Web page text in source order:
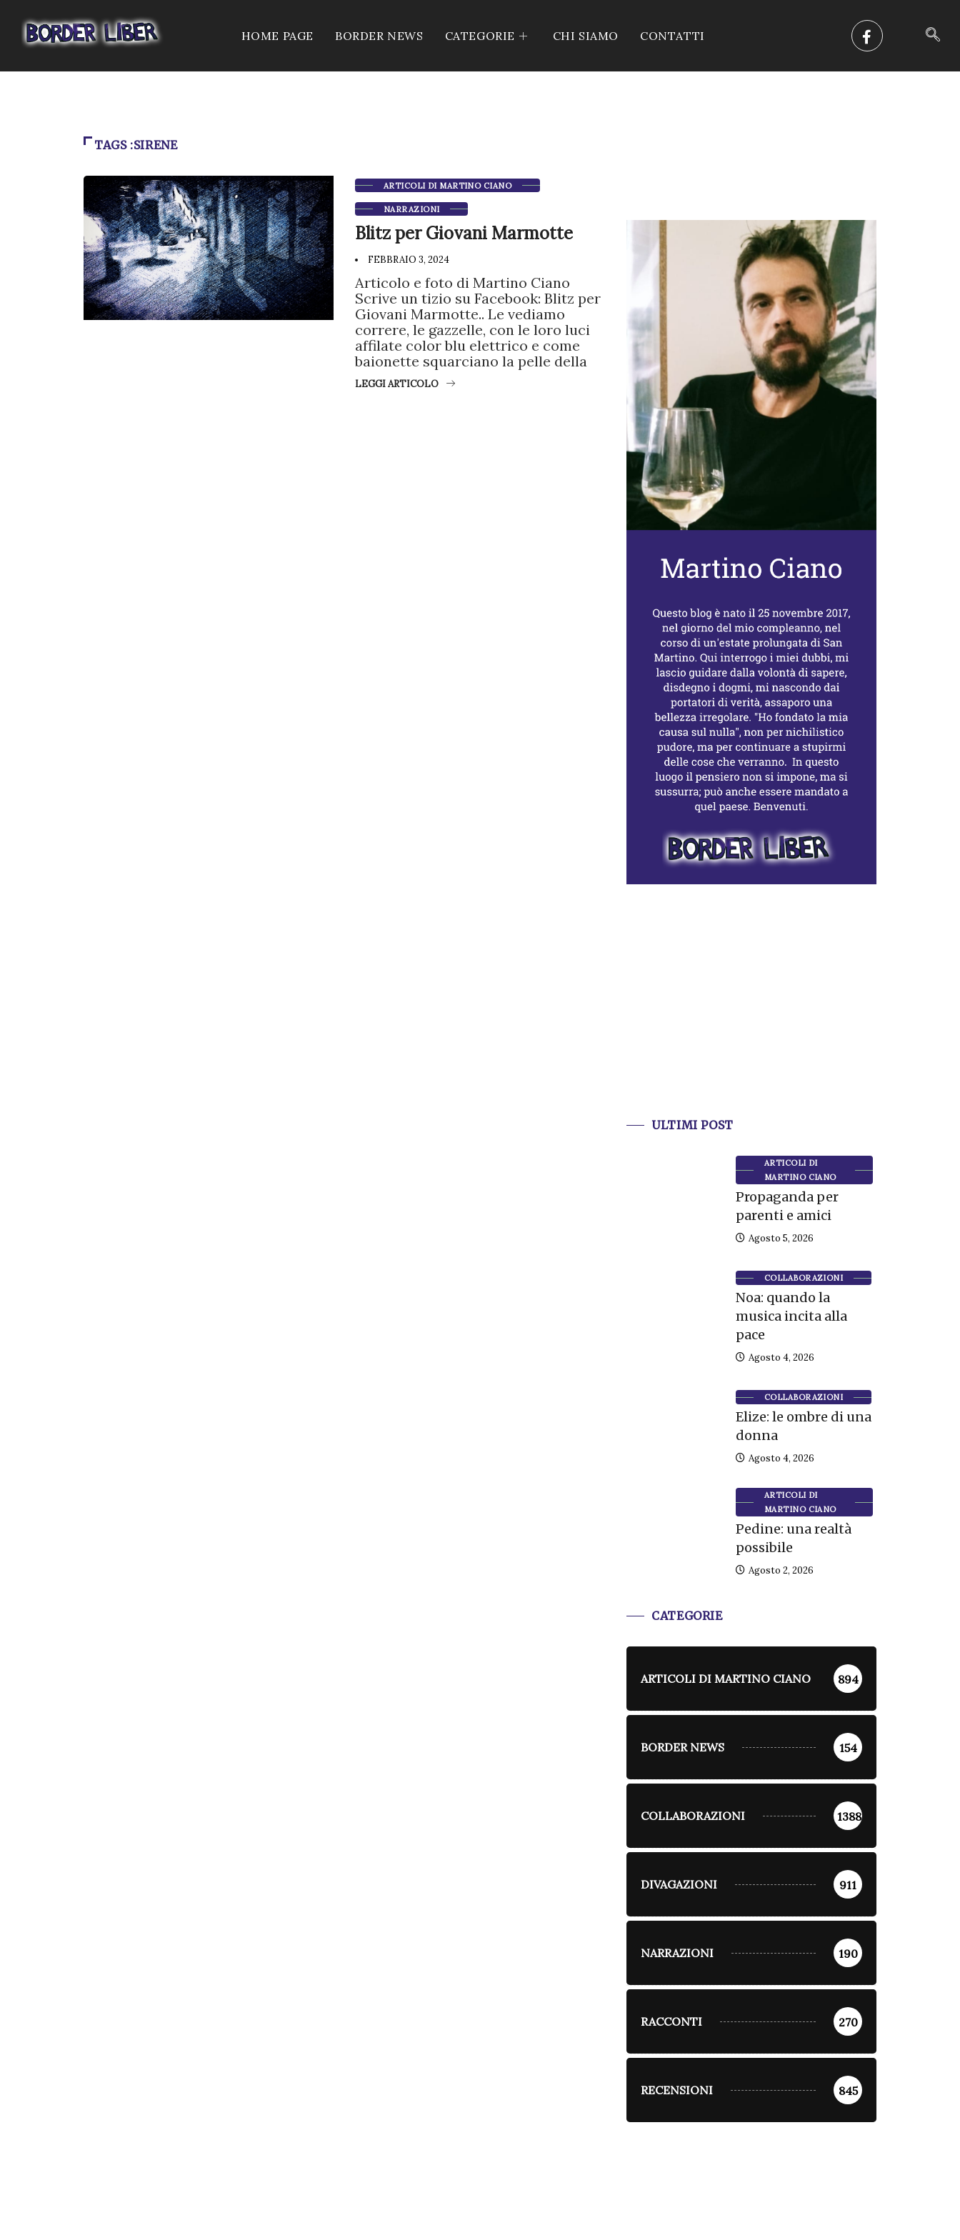
HOME PAGE BORDER NEWS CATEGORIE CHI SIAMO CONTATTI
TAGS :SIRENE
ARTICOLI DI MARTINO CIANO
NARRAZIONI
Blitz per Giovani Marmotte
FEBBRAIO 3, 2024
Articolo e foto di Martino Ciano
Scrive un tizio su Facebook: Blitz per
Giovani Marmotte.. Le vediamo
correre, le gazzelle, con le loro luci
affilate color blu elettrico e come
baionette squarciano la pelle della
LEGGI ARTICOLO
ULTIMI POST
ARTICOLI DI
MARTINO CIANO
Propaganda per
parenti e amici
Agosto 5, 2026
COLLABORAZIONI
Noa: quando la
musica incita alla
pace
Agosto 4, 2026
COLLABORAZIONI
Elize: le ombre di una
donna
Agosto 4, 2026
ARTICOLI DI
MARTINO CIANO
Pedine: una realtà
possibile
Agosto 2, 2026
CATEGORIE
ARTICOLI DI MARTINO CIANO 894
BORDER NEWS 154
COLLABORAZIONI 1388
DIVAGAZIONI 911
NARRAZIONI 190
RACCONTI 270
RECENSIONI 845